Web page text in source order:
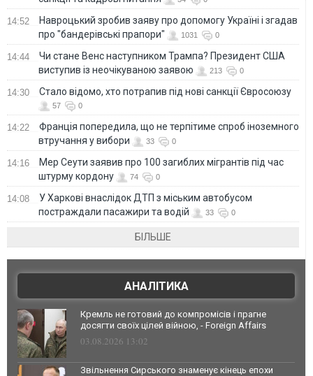
14:52
Навроцький зробив заяву про допомогу Україні і згадав
про "бандерівські прапори"
1031 0
14:44
Чи стане Венс наступником Трампа? Президент США
виступив із неочікуваною заявою
213 0
14:30 Стало відомо, хто потрапив під нові санкції Євросоюзу
57 0
14:22
Франція попередила, що не терпітиме спроб іноземного
втручання у вибори
33 0
14:16
Мер Сеути заявив про 100 загиблих мігрантів під час
штурму кордону
74 0
14:08
У Харкові внаслідок ДТП з міським автобусом
постраждали пасажири та водій
33 0
БІЛЬШЕ
АНАЛІТИКА
Кремль не готовий до компромісів і прагне
досягти своїх цілей війною, - Foreign Affairs
03.08.2026 13:02
Звільнення Сирського знаменує кінець епохи